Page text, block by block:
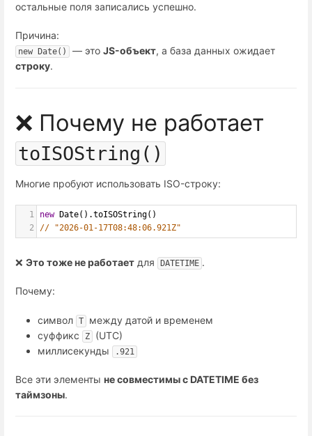
остальные поля записались успешно.
Причина:
new Date() — это JS-объект, а база данных ожидает
строку.
❌ Почему не работает
toISOString()
Многие пробуют использовать ISO-строку:
1 new Date().toISOString()
2
// "2026-01-17T08:48:06.921Z"
❌ Это тоже не работает для DATETIME .
Почему:
символ T
между датой и временем
суффикс
Z
(UTC)
миллисекунды
.921
Все эти элементы не совместимы с DATETIME без
таймзоны.